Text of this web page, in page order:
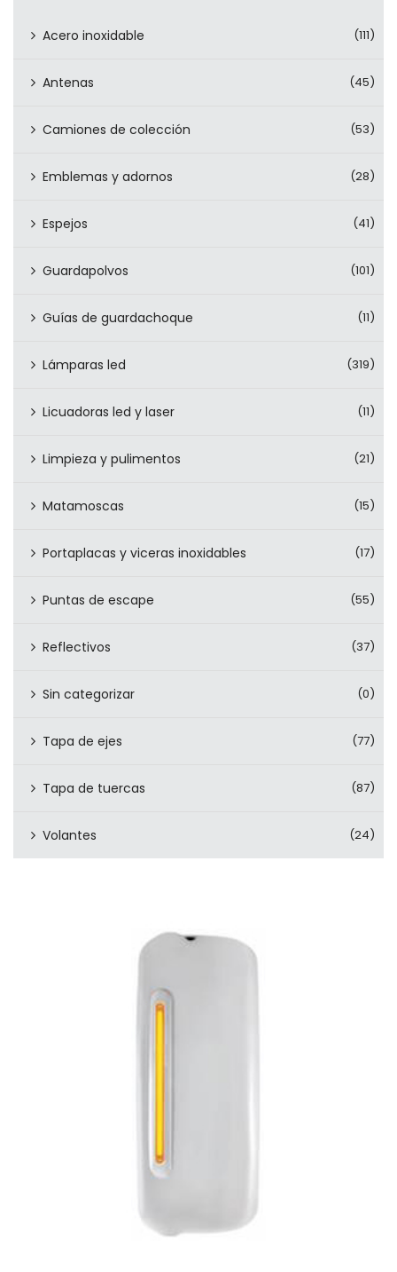
Acero inoxidable (111)
Antenas (45)
Camiones de colección (53)
Emblemas y adornos (28)
Espejos (41)
Guardapolvos (101)
Guías de guardachoque (11)
Lámparas led (319)
Licuadoras led y laser (11)
Limpieza y pulimentos (21)
Matamoscas (15)
Portaplacas y viceras inoxidables (17)
Puntas de escape (55)
Reflectivos (37)
Sin categorizar (0)
Tapa de ejes (77)
Tapa de tuercas (87)
Volantes (24)